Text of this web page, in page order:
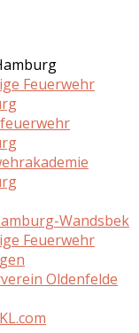
Feuerwehr
Wandsbek
Feuerwehr
Oldenfelde